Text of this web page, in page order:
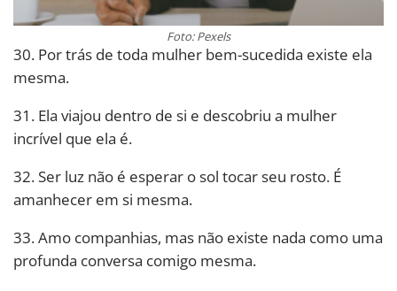
Foto: Pexels
30. Por trás de toda mulher bem-sucedida existe ela
mesma.
31. Ela viajou dentro de si e descobriu a mulher
incrível que ela é.
32. Ser luz não é esperar o sol tocar seu rosto. É
amanhecer em si mesma.
33. Amo companhias, mas não existe nada como uma
profunda conversa comigo mesma.